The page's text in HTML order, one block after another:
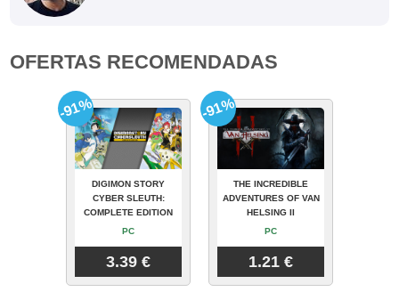
OFERTAS RECOMENDADAS
DIGIMON STORY
CYBER SLEUTH:
COMPLETE EDITION
PC
3.39 €
-91%
THE INCREDIBLE
ADVENTURES OF VAN
HELSING II
PC
1.21 €
-91%